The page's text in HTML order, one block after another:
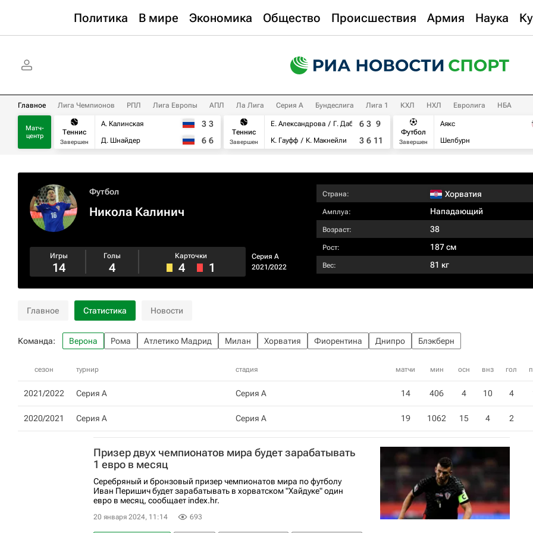
Политика В мире Экономика Общество Происшествия Армия Наука
Главное Лига Чемпионов РПЛ Лига Европы АПЛ Ла Лига Серия А Бундеслига Лига 1 КХЛ НХЛ Евролига НБА
Матч-
центр
Теннис
Завершен
А. Калинская
Д. Шнайдер
3 3
6 6
Теннис
Завершен
Е. Александрова
Г. Дабровски
К. Гауфф
К. Макнейли
6 3 9
3 6 11
Футбол
Завершен
Аякс
Шелбурн
Футбол
Никола Калинич
Серия А
2021/2022
Игры
14
Голы
4
Карточки
4 1
Страна: Хорватия
Амплуа: Нападающий
Возраст: 38
Рост: 187 см
Вес: 81 кг
Главное Статистика Новости
Команда: Верона Рома Атлетико Мадрид Милан Хорватия Фиорентина Днипро Блэкберн
сезон турнир стадия матчи мин осн внз гол
2021/2022 Серия А Серия А 14 406 4 10 4
2020/2021 Серия А Серия А 19 1062 15 4 2
Призер двух чемпионатов мира будет зарабатывать
1 евро в месяц
Серебряный и бронзовый призер чемпионатов мира по футболу
Иван Перишич будет зарабатывать в хорватском "Хайдуке" один
евро в месяц, сообщает index.hr.
20 января 2024, 11:14 693